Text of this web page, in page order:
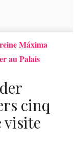
Máxima
au Palais
cinq
visite